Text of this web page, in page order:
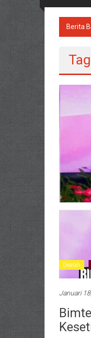
Berita
Dearah
Januari